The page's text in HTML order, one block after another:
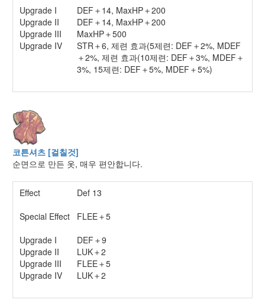
Upgrade I
DEF＋14, MaxHP＋200
Upgrade II
DEF＋14, MaxHP＋200
Upgrade III
MaxHP＋500
Upgrade IV
STR＋6, 제련 효과(5제련: DEF＋2%, MDEF
＋2%, 제련 효과(10제련: DEF＋3%, MDEF＋
3%, 15제련: DEF＋5%, MDEF＋5%)
코튼셔츠 [걸칠것]
순면으로 만든 옷, 매우 편안합니다.
Effect
Def 13
Special Effect
FLEE＋5
Upgrade I
DEF＋9
Upgrade II
LUK＋2
Upgrade III
FLEE＋5
Upgrade IV
LUK＋2